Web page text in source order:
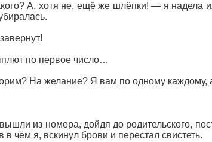
А, хотя не, ещё же шлёпки! — я надела
по первое число…
На желание? Я вам по одному каждому,
из номера, дойдя до родительского,
чём я, вскинул брови и перестал свистеть.